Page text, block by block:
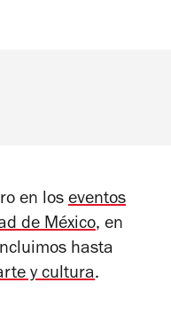
en los eventos
de México, en
hasta
y cultura.